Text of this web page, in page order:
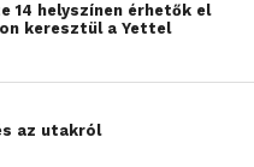
14 helyszínen érhetők el
keresztül a Yettel
az utakról